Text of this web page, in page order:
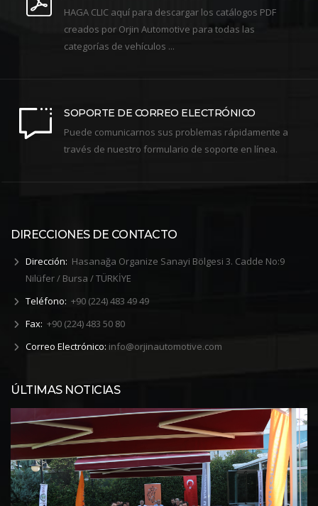
HAGA CLIC aquí para descargar los catálogos PDF
creados por Orjin Automotive para todas las
categorías de vehículos ...
SOPORTE DE CORREO ELECTRÓNICO
Puede comunicarnos sus problemas rápidamente a
través de nuestro formulario de soporte en línea.
DIRECCIONES DE CONTACTO
Dirección: Hasanağa Organize Sanayi Bölgesi 3. Cadde No:9
Nilüfer / Bursa / TÜRKİYE
Teléfono: +90 (224) 483 49 49
Fax: +90 (224) 483 50 80
Correo Electrónico: info@orjinautomotive.com
ÚLTIMAS NOTICIAS
PLATO I+D